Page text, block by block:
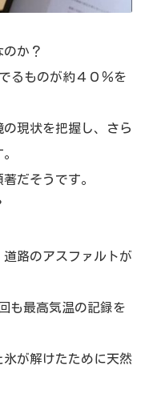
か？
るものが約４０％を
現状を把握し、さら
だそうです。
路のアスファルトが
も最高気温の記録を
が解けたために天然